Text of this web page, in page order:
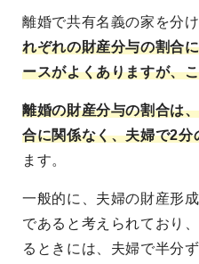
離婚で共有名義の家を分
れぞれの財産分与の割合
ースがよくありますが、
離婚の財産分与の割合は、
合に関係なく、夫婦で2分
ます。
一般的に、夫婦の財産形
であると考えられており
るときには、夫婦で半分